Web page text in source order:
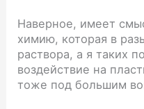
Наверное, имеет
химию, которая в
раствора, а я таких
воздействие на
тоже под большим